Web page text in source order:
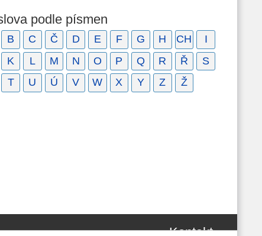
podle písmen
B C Č D E F G H CH
I
K L M N O P Q R Ř
S
T U Ú V W X Y Z Ž
Kontakt